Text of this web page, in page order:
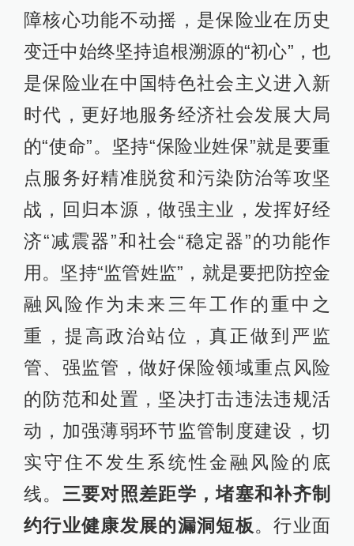
障核心功能不动摇，是保险业在历史
变迁中始终坚持追根溯源的“初心”，也
是保险业在中国特色社会主义进入新
时代，更好地服务经济社会发展大局
的“使命”。坚持“保险业姓保”就是要重
点服务好精准脱贫和污染防治等攻坚
战，回归本源，做强主业，发挥好经
济“减震器”和社会“稳定器”的功能作
用。坚持“监管姓监”，就是要把防控金
融风险作为未来三年工作的重中之
重，提高政治站位，真正做到严监
管、强监管，做好保险领域重点风险
的防范和处置，坚决打击违法违规活
动，加强薄弱环节监管制度建设，切
实守住不发生系统性金融风险的底
线。 三要对照差距学，堵塞和补齐制
约行业健康发展的漏洞短板。行业面